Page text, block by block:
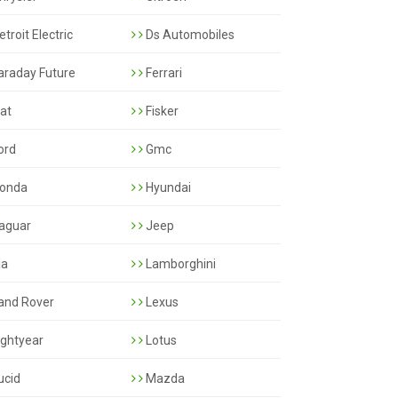
Electric Ds Automobiles
Future Ferrari
Fisker
Gmc
Hyundai
Jeep
Lamborghini
Rover Lexus
Lotus
Mazda